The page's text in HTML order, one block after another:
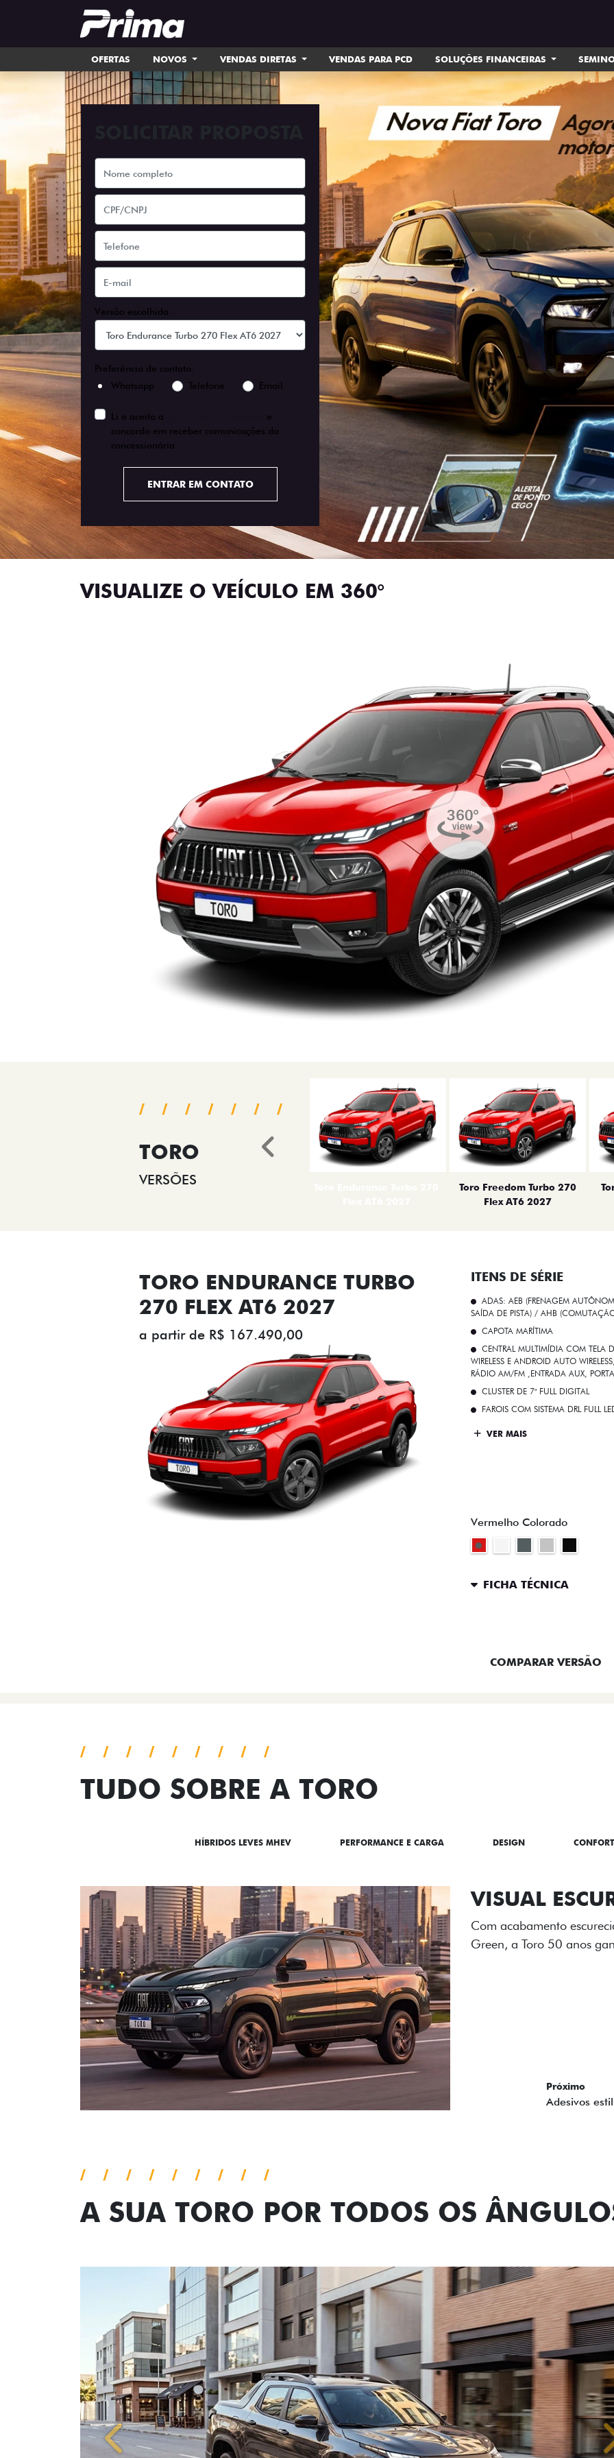
OFERTAS NOVOS VENDAS DIRETAS VENDAS PARA PCD SOLUÇÕES FINANCEIRAS
Versão escolhida
Preferência de contato:
Whatsapp
Telefone Email
Li e aceito a
e
concordo em receber comunicações da
concessionária.
ENTRAR EM CONTATO
VISUALIZE O VEÍCULO EM 360°
TORO
VERSÕES
Toro Freedom Turbo 270
Flex AT6 2027
Anterior
TORO ENDURANCE TURBO
270 FLEX AT6 2027
a partir de R$ 167.490,00
ITENS DE SÉRIE
ADAS: AEB (FRENAGEM
SAÍDA DE PISTA) / AHB
CAPOTA MARÍTIMA
CENTRAL MULTIMÍDIA COM TELA
WIRELESS E ANDROID AUTO
RÁDIO AM/FM ,ENTRADA AUX,
CLUSTER DE 7" FULL DIGITAL
FAROIS COM SISTEMA DRL FULL
VER MAIS
Vermelho Colorado
FICHA TÉCNICA
COMPARAR VERSÃO
TUDO SOBRE A TORO
HÍBRIDOS LEVES MHEV PERFORMANCE E CARGA DESIGN
ADESIVOS
Os adesivos aplicados no
única dessa edição para
A SUA TORO POR TODOS OS